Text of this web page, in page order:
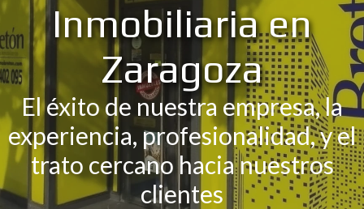
Inmobiliaria en
Zaragoza
El éxito de nuestra empresa, la
experiencia, profesionalidad, y el
trato cercano hacia nuestros
clientes